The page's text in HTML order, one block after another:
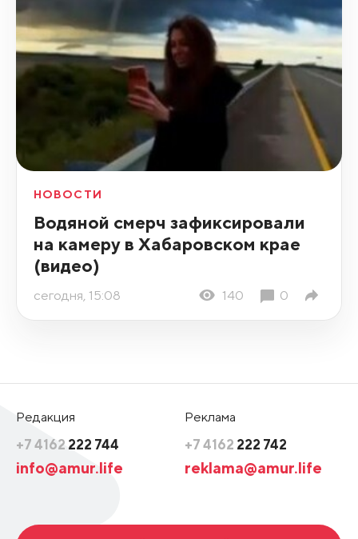
НОВОСТИ
Водяной смерч зафиксировали
на камеру в Хабаровском крае
(видео)
сегодня, 15:08 140 0
Редакция
+7 4162 222 744
info@amur.life
Реклама
+7 4162 222 742
reklama@amur.life